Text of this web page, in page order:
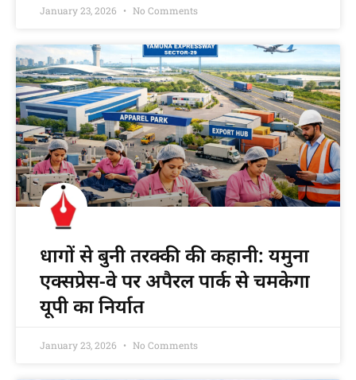
January 23, 2026 No Comments
धागों से बुनी तरक्की की कहानी: यमुना
एक्सप्रेस-वे पर अपैरल पार्क से चमकेगा
यूपी का निर्यात
January 23, 2026 No Comments